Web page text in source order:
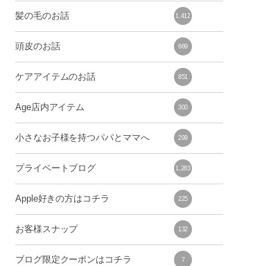
髪の毛のお話 1,412
頭皮のお話 669
ケアアイテムのお話 851
Age店内アイテム 300
小さなお子様を持つパパとママへ 299
プライベートブログ 1,283
Apple好きの方はコチラ 225
お客様スナップ 132
ブログ限定クーポンはコチラ 7